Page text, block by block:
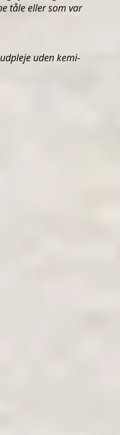
tåle eller som var
uden kemi-